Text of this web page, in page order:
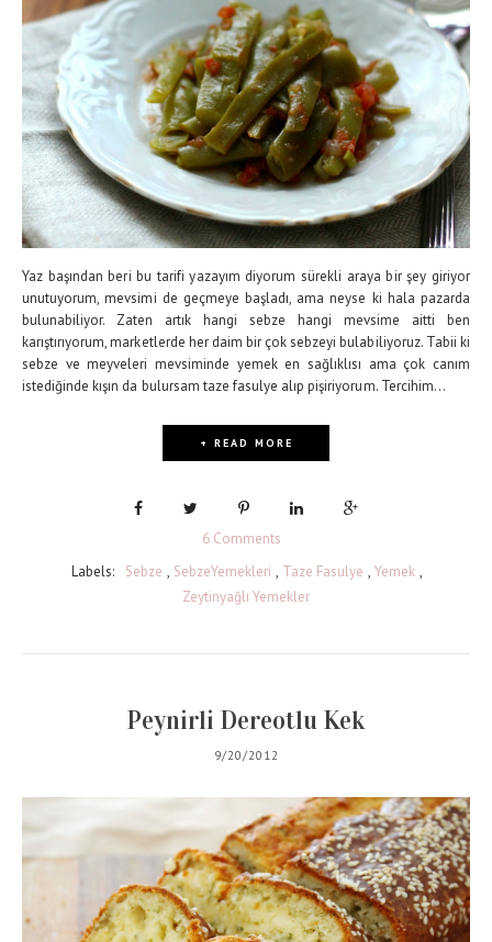
Yaz başından beri bu tarifi yazayım diyorum sürekli araya bir şey giriyor
unutuyorum, mevsimi de geçmeye başladı, ama neyse ki hala pazarda
bulunabiliyor. Zaten artık hangi sebze hangi mevsime aitti ben
karıştırıyorum, marketlerde her daim bir çok sebzeyi bulabiliyoruz. Tabii ki
sebze ve meyveleri mevsiminde yemek en sağlıklısı ama çok canım
istediğinde kışın da bulursam taze fasulye alıp pişiriyorum. Tercihim...
+ READ MORE
6 Comments
Labels:
Sebze , SebzeYemekleri , Taze Fasulye , Yemek ,
Zeytinyağlı Yemekler
Peynirli Dereotlu Kek
9/20/2012